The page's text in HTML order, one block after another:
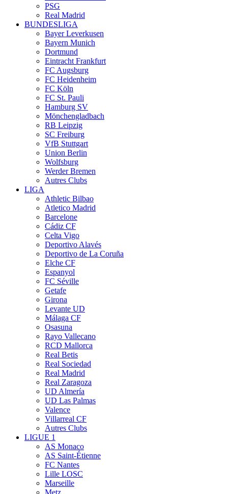
PSG
Real Madrid
BUNDESLIGA
Bayer Leverkusen
Bayern Munich
Dortmund
Eintracht Frankfurt
FC Augsburg
FC Heidenheim
FC Köln
FC St. Pauli
Hamburg SV
Mönchengladbach
RB Leipzig
SC Freiburg
VfB Stuttgart
Union Berlin
Wolfsburg
Werder Bremen
Autres Clubs
LIGA
Athletic Bilbao
Atletico Madrid
Barcelone
Cádiz CF
Celta Vigo
Deportivo Alavés
Deportivo de La Coruña
Elche CF
Espanyol
FC Séville
Getafe
Girona
Levante UD
Málaga CF
Osasuna
Rayo Vallecano
RCD Mallorca
Real Betis
Real Sociedad
Real Madrid
Real Zaragoza
UD Almería
UD Las Palmas
Valence
Villarreal CF
Autres Clubs
LIGUE 1
AS Monaco
AS Saint-Étienne
FC Nantes
Lille LOSC
Marseille